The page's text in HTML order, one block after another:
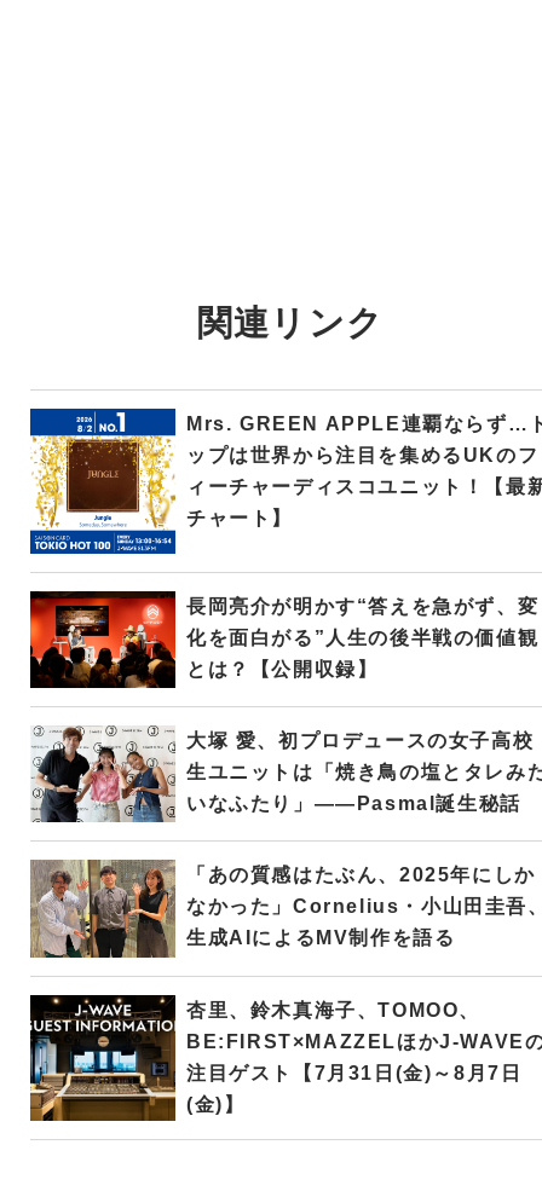
関連リンク
Mrs. GREEN APPLE連覇ならず…
ップは世界から注目を集めるUKのフ
ィーチャーディスコユニット！【最
チャート】
長岡亮介が明かす“答えを急がず、変
化を面白がる”人生の後半戦の価値観
とは？【公開収録】
大塚 愛、初プロデュースの女子高校
生ユニットは「焼き鳥の塩とタレみ
いなふたり」――Pasmal誕生秘話
「あの質感はたぶん、2025年にしか
なかった」Cornelius・小山田圭吾
生成AIによるMV制作を語る
杏里、鈴木真海子、TOMOO、
BE:FIRST×MAZZELほかJ-WAVE
注目ゲスト【7月31日(金)～8月7日
(金)】